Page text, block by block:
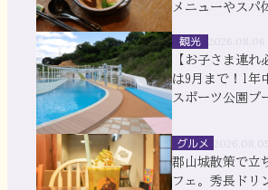
メニューやスパ
観光
【お子さま連れ
は9月まで！1年
スポーツ公園プ
グルメ
郡山城散策で立
フェ。秀長ドリ